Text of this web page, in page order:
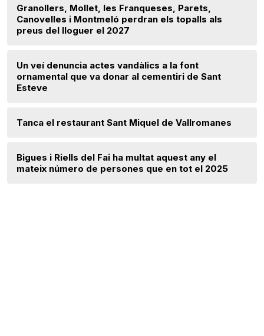
Granollers, Mollet, les Franqueses, Parets,
Canovelles i Montmeló perdran els topalls als
preus del lloguer el 2027
Un veí denuncia actes vandàlics a la font
ornamental que va donar al cementiri de Sant
Esteve
Tanca el restaurant Sant Miquel de Vallromanes
Bigues i Riells del Fai ha multat aquest any el
mateix número de persones que en tot el 2025